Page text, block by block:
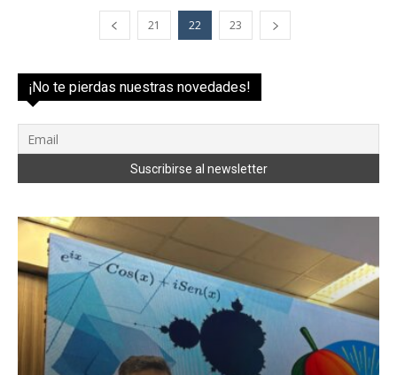
21 22 23
¡No te pierdas nuestras novedades!